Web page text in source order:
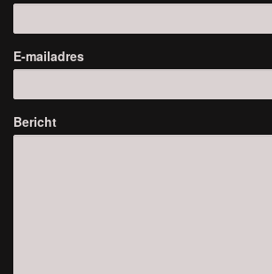
E-mailadres
Bericht